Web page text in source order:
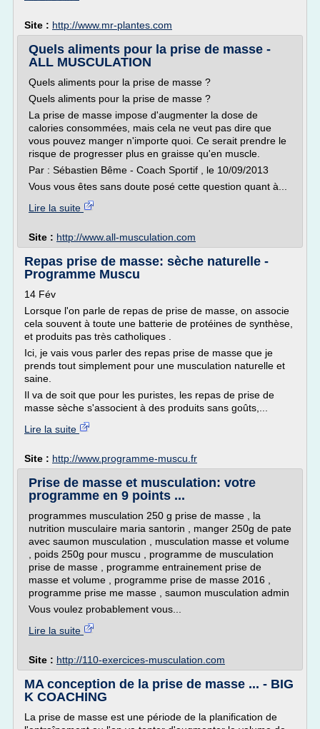
Site : http://www.mr-plantes.com
Quels aliments pour la prise de masse -
ALL MUSCULATION
Quels aliments pour la prise de masse ?
Quels aliments pour la prise de masse ?
La prise de masse impose d'augmenter la dose de
calories consommées, mais cela ne veut pas dire que
vous pouvez manger n'importe quoi. Ce serait prendre le
risque de progresser plus en graisse qu'en muscle.
Par : Sébastien Bême - Coach Sportif , le 10/09/2013
Vous vous êtes sans doute posé cette question quant à...
Lire la suite
Site : http://www.all-musculation.com
Repas prise de masse: sèche naturelle -
Programme Muscu
14 Fév
Lorsque l'on parle de repas de prise de masse, on associe
cela souvent à toute une batterie de protéines de synthèse,
et produits pas très catholiques .
Ici, je vais vous parler des repas prise de masse que je
prends tout simplement pour une musculation naturelle et
saine.
Il va de soit que pour les puristes, les repas de prise de
masse sèche s'associent à des produits sans goûts,...
Lire la suite
Site : http://www.programme-muscu.fr
Prise de masse et musculation: votre
programme en 9 points ...
programmes musculation 250 g prise de masse , la
nutrition musculaire maria santorin , manger 250g de pate
avec saumon musculation , musculation masse et volume
, poids 250g pour muscu , programme de musculation
prise de masse , programme entrainement prise de
masse et volume , programme prise de masse 2016 ,
programme prise me masse , saumon musculation admin
Vous voulez probablement vous...
Lire la suite
Site : http://110-exercices-musculation.com
MA conception de la prise de masse ... - BIG
K COACHING
La prise de masse est une période de la planification de